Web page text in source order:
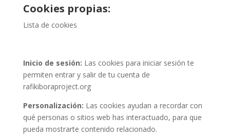
Cookies propias:
Lista de cookies
Inicio de sesión: Las cookies para iniciar sesión te
permiten entrar y salir de tu cuenta de
rafikiboraproject.org
Personalización: Las cookies ayudan a recordar con
qué personas o sitios web has interactuado, para que
pueda mostrarte contenido relacionado.